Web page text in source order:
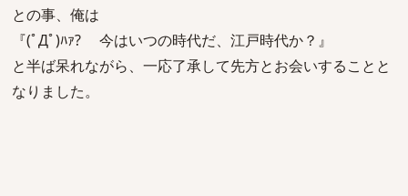
との事、俺は
『(ﾟДﾟ)ﾊｧ? 今はいつの時代だ、江戸時代か？』
と半ば呆れながら、一応了承して先方とお会いすることと
なりました。